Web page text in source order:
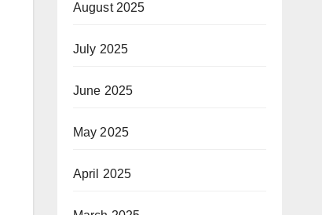
August 2025
July 2025
June 2025
May 2025
April 2025